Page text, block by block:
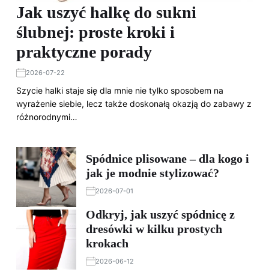
Jak uszyć halkę do sukni
ślubnej: proste kroki i
praktyczne porady
2026-07-22
Szycie halki staje się dla mnie nie tylko sposobem na
wyrażenie siebie, lecz także doskonałą okazją do zabawy z
różnorodnymi…
Spódnice plisowane – dla kogo i
jak je modnie stylizować?
2026-07-01
Odkryj, jak uszyć spódnicę z
dresówki w kilku prostych
krokach
2026-06-12